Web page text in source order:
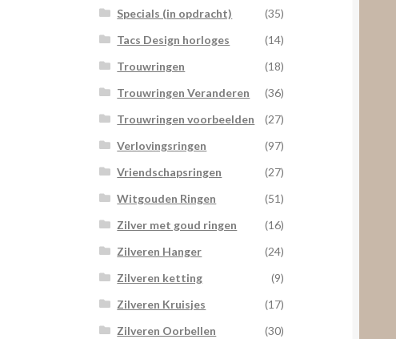
Specials (in opdracht)
(35)
Tacs Design horloges
(14)
Trouwringen
(18)
Trouwringen Veranderen
(36)
Trouwringen voorbeelden
(27)
Verlovingsringen
(97)
Vriendschapsringen
(27)
Witgouden Ringen
(51)
Zilver met goud ringen
(16)
Zilveren Hanger
(24)
Zilveren ketting
(9)
Zilveren Kruisjes
(17)
Zilveren Oorbellen
(30)